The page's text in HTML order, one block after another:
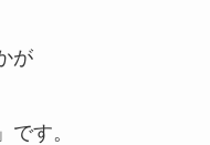
が
す。